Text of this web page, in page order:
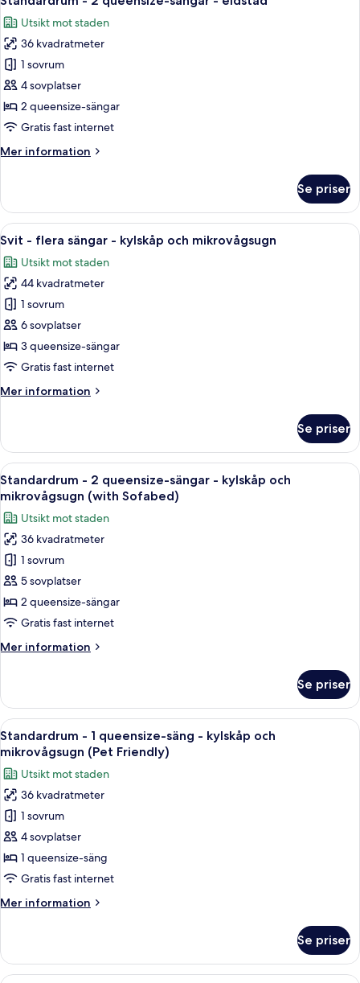
kylskåp
och
mikrovågsugn
(with
Sofabed)
alla
foton
för
Standardrum
-
2
queensize-
-
Utsikt mot staden
36 kvadratmeter
1 sovrum
4 sovplatser
2 queensize-sängar
Gratis fast internet
Mer information
Mer
-
queensize-
-
eldstad
Se priser
Öppna
alla
foton
för
Svit
-
flera
sängar
kylskåp
Ett hotellrum med två sängar, ett
10
Svit - flera sängar - kylskåp och mikrovågsugn
Utsikt mot staden
44 kvadratmeter
1 sovrum
6 sovplatser
3 queensize-sängar
Gratis fast internet
Mer information
Mer
-
flera
sängar
-
och
mikrovågsugn
Se priser
Öppna
alla
foton
för
Standardrum
-
2
queensize-
sängar
kylskåp
(with
Sofabed)
Ett hotellrum med två sängar, en tv,
6
Standardrum - 2 queensize-sängar - kylskåp och
mikrovågsugn (with Sofabed)
Utsikt mot staden
36 kvadratmeter
1 sovrum
5 sovplatser
2 queensize-sängar
Gratis fast internet
Mer information
Mer
-
queensize-
sängar
kylskåp
och
mikrovågsugn
(with
Sofabed)
Se priser
Öppna
alla
foton
för
Standardrum
-
1
queensize-
säng
kylskåp
(Pet
Ett hotellrum med en stor säng, ett
7
Standardrum - 1 queensize-säng - kylskåp och
mikrovågsugn (Pet Friendly)
Utsikt mot staden
36 kvadratmeter
1 sovrum
4 sovplatser
1 queensize-säng
Gratis fast internet
Mer information
Mer
-
Se priser
Ett hotellrum med två sängar, ett